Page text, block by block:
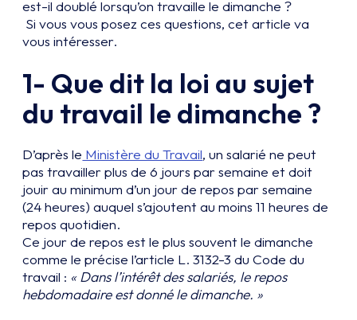
est-il doublé lorsqu’on travaille le dimanche ?
Si vous vous posez ces questions, cet article va
vous intéresser.
1- Que dit la loi au sujet
du travail le dimanche ?
D’après le Ministère du Travail, un salarié ne peut
pas travailler plus de 6 jours par semaine et doit
jouir au minimum d’un jour de repos par semaine
(24 heures) auquel s’ajoutent au moins 11 heures de
repos quotidien.
Ce jour de repos est le plus souvent le dimanche
comme le précise l’article L. 3132-3 du Code du
travail : « Dans l’intérêt des salariés, le repos
hebdomadaire est donné le dimanche. »